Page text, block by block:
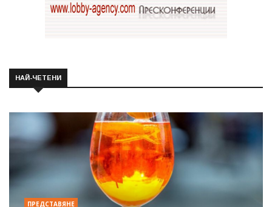
НАЙ-ЧЕТЕНИ
ПРЕДСТАВЯНЕ